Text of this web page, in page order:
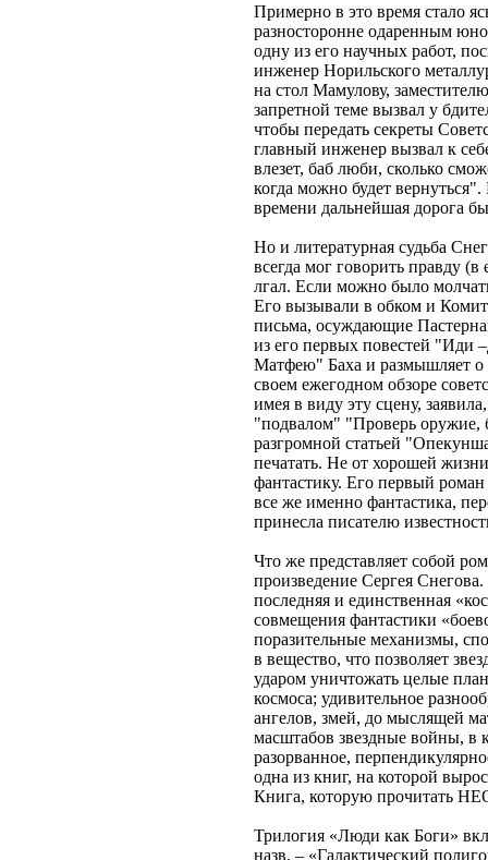
Примерно в это время стало
разносторонне одаренным
одну из его научных работ,
инженер Норильского
на стол Мамулову,
запретной теме вызвал у
чтобы передать секреты
главный инженер вызвал к
влезет, баб люби, сколько
когда можно будет
времени дальнейшая дорога
Но и литературная судьба
всегда мог говорить правду
лгал. Если можно было
Его вызывали в обком и
письма, осуждающие
из его первых повестей "Иди
Матфею" Баха и размышляет о
своем ежегодном обзоре
имея в виду эту сцену,
"подвалом" "Проверь оружие,
разгромной статьей
печатать. Не от хорошей
фантастику. Его первый
все же именно фантастика,
принесла писателю
Что же представляет собой
произведение Сергея
последняя и единственная
совмещения фантастики
поразительные механизмы,
в вещество, что позволяет
ударом уничтожать целые
космоса; удивительное
ангелов, змей, до мыслящей
масштабов звездные войны, в
разорванное,
одна из книг, на которой
Книга, которую прочитать
Трилогия «Люди как Боги»
назв. – «Галактический